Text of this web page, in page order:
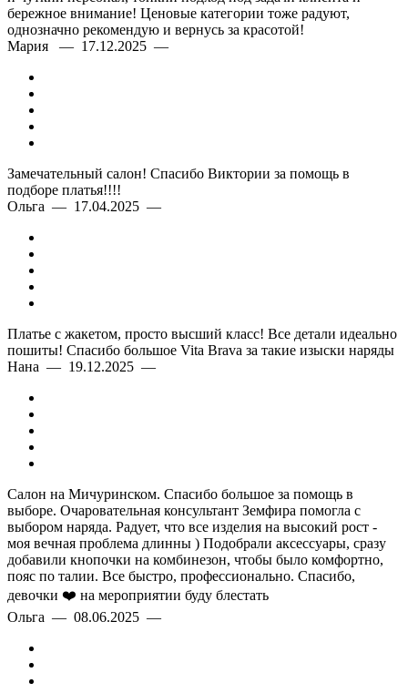
бережное внимание! Ценовые категории тоже радуют,
однозначно рекомендую и вернусь за красотой!
Мария — 17.12.2025 —
Замечательный салон! Спасибо Виктории за помощь в
подборе платья!!!!
Ольга — 17.04.2025 —
Платье с жакетом, просто высший класс! Все детали идеально
пошиты! Спасибо большое Vita Brava за такие изыски наряды
Нана — 19.12.2025 —
Салон на Мичуринском. Спасибо большое за помощь в
выборе. Очаровательная консультант Земфира помогла с
выбором наряда. Радует, что все изделия на высокий рост -
моя вечная проблема длинны ) Подобрали аксессуары, сразу
добавили кнопочки на комбинезон, чтобы было комфортно,
пояс по талии. Все быстро, профессионально. Спасибо,
девочки ❤️ на мероприятии буду блестать
Ольга — 08.06.2025 —